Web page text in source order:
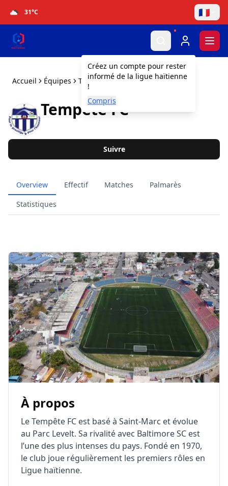
31°C 🇫🇷
Créez un compte pour rester
informé de la ligue haïtienne
!
Compris
Accueil Équipes Tempête FC
Tempête FC
Suivre
Overview Effectif Matches
Palmarès
Statistiques
À propos
Le Tempête FC est basé à Saint-Marc et évolue
au Parc Levelt. Sa rivalité avec Baltimore SC est
l’une des plus intenses du pays. Fondé en 1970,
le club joue régulièrement les premiers rôles en
Ligue haïtienne.